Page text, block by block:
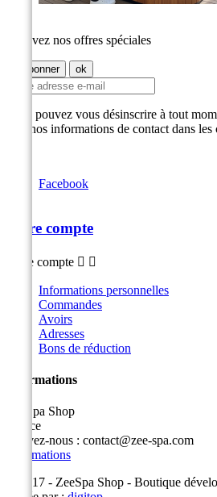
Recevez nos offres spéciales
Vous pouvez vous désinscrire à tout
cela nos informations de contact dans
Facebook
Votre compte
Votre compte  
Informations personnelles
Commandes
Avoirs
Adresses
Bons de réduction
Informations
ZeeSpa Shop
France
Écrivez-nous : contact@zee-spa.com
Informations
© 2017 - ZeeSpa Shop - Boutique